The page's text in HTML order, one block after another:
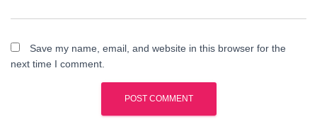
Save my name, email, and website in this browser for the
next time I comment.